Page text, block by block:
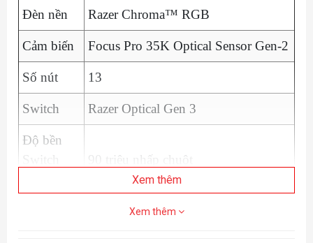
Đèn nền Razer Chroma™ RGB
Cảm biến Focus Pro 35K Optical Sensor Gen-2
Số nút 13
Switch Razer Optical Gen 3
Độ bền
Switch
90 triệu nhấp chuột
100% PTFE
Xem thêm
Xem thêm